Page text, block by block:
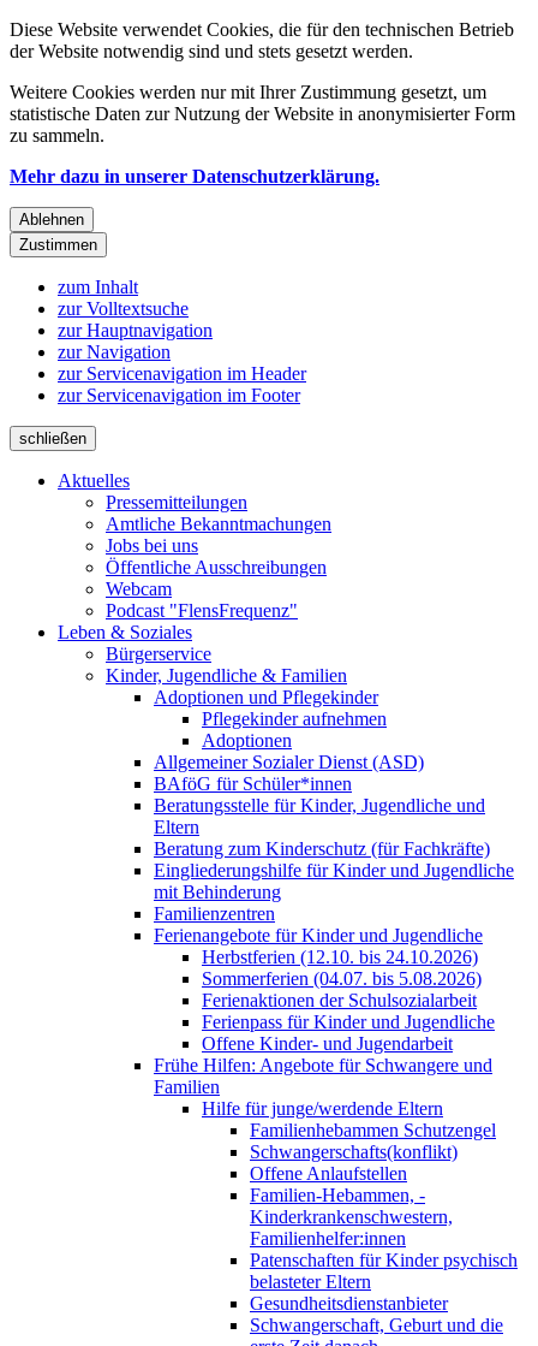
Diese Website verwendet Cookies, die für den technischen Betrieb
der Website notwendig sind und stets gesetzt werden.
Weitere Cookies werden nur mit Ihrer Zustimmung gesetzt, um
statistische Daten zur Nutzung der Website in anonymisierter Form
zu sammeln.
Mehr dazu in unserer Datenschutzerklärung.
Ablehnen
Zustimmen
zum Inhalt
zur Volltextsuche
zur Hauptnavigation
zur Navigation
zur Servicenavigation im Header
zur Servicenavigation im Footer
schließen
Aktuelles
Pressemitteilungen
Amtliche Bekanntmachungen
Jobs bei uns
Öffentliche Ausschreibungen
Webcam
Podcast "FlensFrequenz"
Leben & Soziales
Bürgerservice
Kinder, Jugendliche & Familien
Adoptionen und Pflegekinder
Pflegekinder aufnehmen
Adoptionen
Allgemeiner Sozialer Dienst (ASD)
BAföG für Schüler*innen
Beratungsstelle für Kinder, Jugendliche und
Eltern
Beratung zum Kinderschutz (für Fachkräfte)
Eingliederungshilfe für Kinder und Jugendliche
mit Behinderung
Familienzentren
Ferienangebote für Kinder und Jugendliche
Herbstferien (12.10. bis 24.10.2026)
Sommerferien (04.07. bis 5.08.2026)
Ferienaktionen der Schulsozialarbeit
Ferienpass für Kinder und Jugendliche
Offene Kinder- und Jugendarbeit
Frühe Hilfen: Angebote für Schwangere und
Familien
Hilfe für junge/werdende Eltern
Familienhebammen Schutzengel
Schwangerschafts(konflikt)
Offene Anlaufstellen
Familien-Hebammen, -
Kinderkrankenschwestern,
Familienhelfer:innen
Patenschaften für Kinder psychisch
belasteter Eltern
Gesundheitsdienstanbieter
Schwangerschaft, Geburt und die